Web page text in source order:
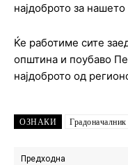
најдоброто за
Ќе работиме сите
општина и поубаво
најдоброто од
ОЗНАКИ Градоначалник
Предходна